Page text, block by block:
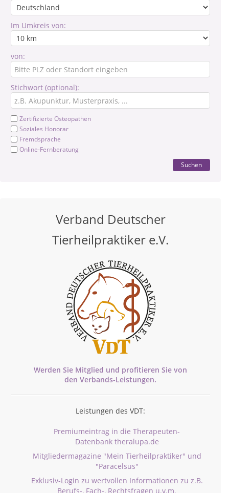
Im Umkreis von:
von:
Stichwort (optional):
Zertifizierte Osteopathen
Soziales Honorar
Fremdsprache
Online-Fernberatung
Suchen
Verband Deutscher
Tierheilpraktiker e.V.
Werden Sie Mitglied und profitieren Sie von
den Verbands-Leistungen.
Leistungen des VDT:
Premiumeintrag in die Therapeuten-
Datenbank theralupa.de
Mitgliedermagazine "Mein Tierheilpraktiker" und
"Paracelsus"
Exklusiv-Login zu wertvollen Informationen zu z.B.
Berufs-, Fach-, Rechtsfragen u.v.m.